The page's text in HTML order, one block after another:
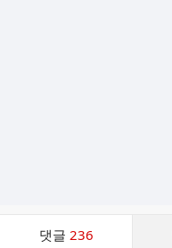
댓글 236